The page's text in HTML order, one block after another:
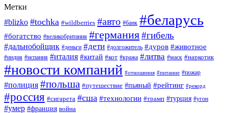
Метки
#blizko #tochka #wildberries #авто #банк #беларусь
#богатство #великобритания #германия#гибель
#дальнобойщик #деньги #дети #долгожитель #дуров #животное
#индия #испания #италия #китай #кот #кража #литва #маск #наркотик
#новости компаний #отношения #питание #пожар
#полиция #польша #путешествие #пьяный #рейтинг #рекорд
#россия #сигарета #сша #технологии #трамп #турция #угон
#умер #франция война